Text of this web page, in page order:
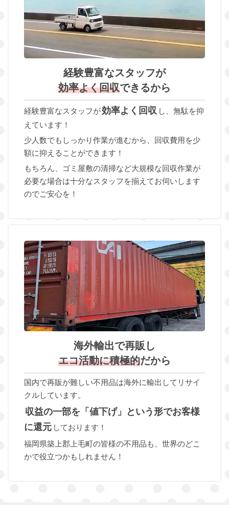
経験豊富なスタッフが
効率よく回収できるから
経験豊富なスタッフが効率よく回収 し、無駄を抑
えています！
少人数でもしっかり作業が進むから、回収費用を少
額に抑えることができます！
もちろん、ゴミ屋敷の清掃など大規模な回収作業が
必要な場合は十分なスタッフを揃えてお伺いします
のでご安心を！
海外輸出で再販し
エコ活動に積極的だから
国内で再販が難しい不用品は海外に輸出してリサイ
クルしています。
収益の一部を「値下げ」という形でお客様
に還元 しております！
福岡県築上郡上毛町の皆様の不用品も、世界のどこ
かで役立つかもしれません！